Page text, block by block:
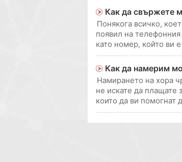
Как да свържете
Понякога всичко,
появил на
като номер, който ви
се намери името,
Как да намерим
Намирането на хора
не искате да плащате
които да ви помогнат
да платите за